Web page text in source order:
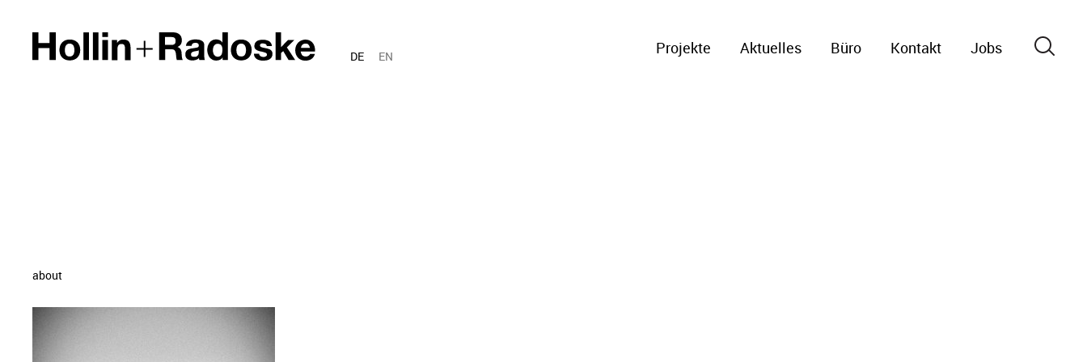
DE EN Projekte Aktuelles Büro Kontakt Jobs
about